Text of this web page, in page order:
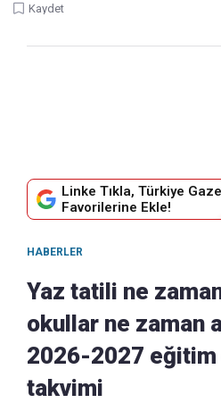
Kaydet
Linke Tıkla, Türkiye
Favorilerine Ekle!
HABERLER
Yaz tatili ne
okullar ne zaman
2026-2027 eğitim
takvimi